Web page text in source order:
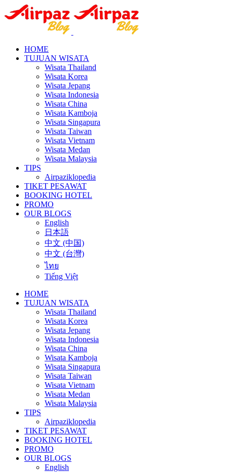
HOME
TUJUAN WISATA
Wisata Thailand
Wisata Korea
Wisata Jepang
Wisata Indonesia
Wisata China
Wisata Kamboja
Wisata Singapura
Wisata Taiwan
Wisata Vietnam
Wisata Medan
Wisata Malaysia
TIPS
Airpaziklopedia
TIKET PESAWAT
BOOKING HOTEL
PROMO
OUR BLOGS
English
日本語
中文 (中国)
中文 (台灣)
ไทย
Tiếng Việt
HOME
TUJUAN WISATA
Wisata Thailand
Wisata Korea
Wisata Jepang
Wisata Indonesia
Wisata China
Wisata Kamboja
Wisata Singapura
Wisata Taiwan
Wisata Vietnam
Wisata Medan
Wisata Malaysia
TIPS
Airpaziklopedia
TIKET PESAWAT
BOOKING HOTEL
PROMO
OUR BLOGS
English